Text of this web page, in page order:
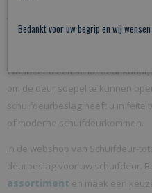
Schuifdeurdeurbeslag:
Wanneer u een schuifdeur
om de deur soepel te kunnen
schuifdeurbeslag heeft u in feite
of moderne schuifdeurkommen.
In de webshop van Schuifdeur-
deurbeslag voor uw schuifdeur.
assortiment en maak een
Bedankt voor uw begrip en wij